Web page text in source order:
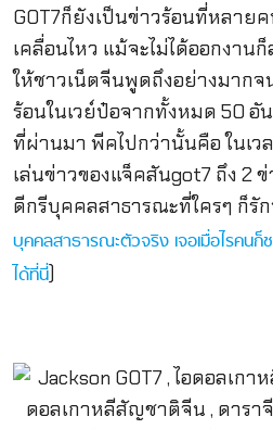
GOT7ก็ยังเป็นข่าวร้อนที่หลาย
เคลื่อนไหว แม้จะไม่ได้ออกงาน
ให้ชาวเน็ตจีนพูดถึงอย่างมาก
ร้อนในเวย์ป๋อจากทั้งหมด 50 อั
ที่ผ่านมา พีคไปกว่านั้นคือ ในเว
เล่นข่าวของแจ็คสันgot7 ถึง 2
ดีกรีบุคคลสาธารณะที่ใครๆ ก็รั
บุคคลสาธารณะตัวจริง เจอเมื่อไรคน
ได้ที่นี่)